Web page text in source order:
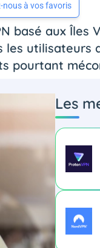
nous à vos favoris
basé aux Îles
les utilisateurs
pourtant
Les